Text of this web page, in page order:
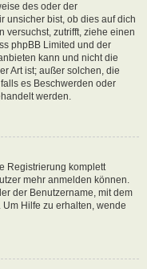
des oder der
unsicher bist, ob dies auf dich
versuchst, zutrifft, ziehe einen
phpBB Limited und der
kann und nicht die
Art ist; außer solchen, die
es Beschwerden oder
werden.
Registrierung komplett
mehr anmelden können.
der Benutzername, mit dem
Hilfe zu erhalten, wende